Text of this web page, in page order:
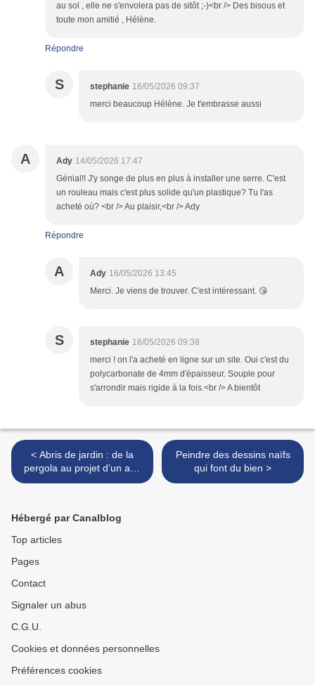
au sol , elle ne s'envolera pas de sitôt ;-)<br /> Des bisous et
toute mon amitié , Hélène.
Répondre
S stephanie 16/05/2026 09:37
merci beaucoup Hélène. Je t'embrasse aussi
A Ady 14/05/2026 17:47
Génial!! J'y songe de plus en plus à installer une serre. C'est
un rouleau mais c'est plus solide qu'un plastique? Tu l'as
acheté où? <br /> Au plaisir,<br /> Ady
Répondre
A Ady 16/05/2026 13:45
Merci. Je viens de trouver. C'est intéressant. 😘
S stephanie 16/05/2026 09:38
merci ! on l'a acheté en ligne sur un site. Oui c'est du
polycarbonate de 4mm d'épaisseur. Souple pour
s'arrondir mais rigide à la fois.<br /> A bientôt
< Abris de jardin : de la
pergola au projet d’un abri
pour robot tondeuse
Peindre des dessins naïfs
qui font du bien >
Hébergé par Canalblog
Top articles
Pages
Contact
Signaler un abus
C.G.U.
Cookies et données personnelles
Préférences cookies